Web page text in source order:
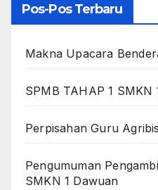
Pos-Pos Terbaru
Makna Upacara
SPMB TAHAP 1 SMKN
Perpisahan Guru
Pengumuman
SMKN 1 Dawuan